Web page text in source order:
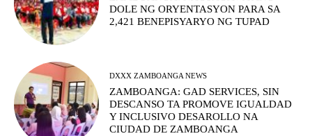
DOLE NG ORYENTASYON PARA SA
2,421 BENEPISYARYO NG TUPAD
DXXX ZAMBOANGA NEWS
ZAMBOANGA: GAD SERVICES, SIN
DESCANSO TA PROMOVE IGUALDAD
Y INCLUSIVO DESAROLLO NA
CIUDAD DE ZAMBOANGA